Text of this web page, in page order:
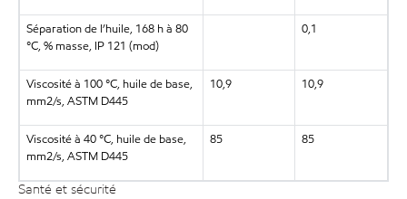
Séparation de l’huile, 168 h à 80
°C, % masse, IP 121 (mod)
0,1
Viscosité à 100 °C, huile de base,
mm2/s, ASTM D445
10,9 10,9
Viscosité à 40 °C, huile de base,
mm2/s, ASTM D445
85 85
Santé et sécurité